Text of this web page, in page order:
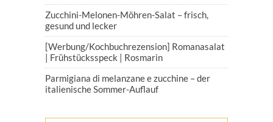
Zucchini-Melonen-Möhren-Salat – frisch,
gesund und lecker
[Werbung/Kochbuchrezension] Romanasalat
| Frühstücksspeck | Rosmarin
Parmigiana di melanzane e zucchine – der
italienische Sommer-Auflauf